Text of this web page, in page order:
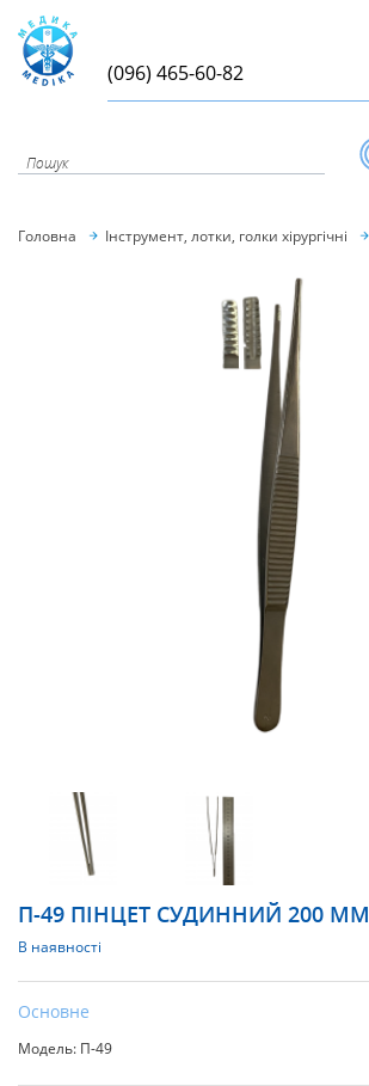
(096) 465-60-82
Головна Інструмент, лотки, голки хірургічні
П-49 ПІНЦЕТ СУДИННИЙ 200 ММ
В наявності
Основне
Модель: П-49